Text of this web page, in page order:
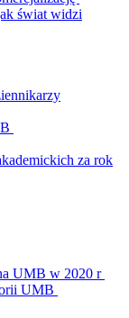
świat widzi
za rok
UMB w 2020 r
UMB